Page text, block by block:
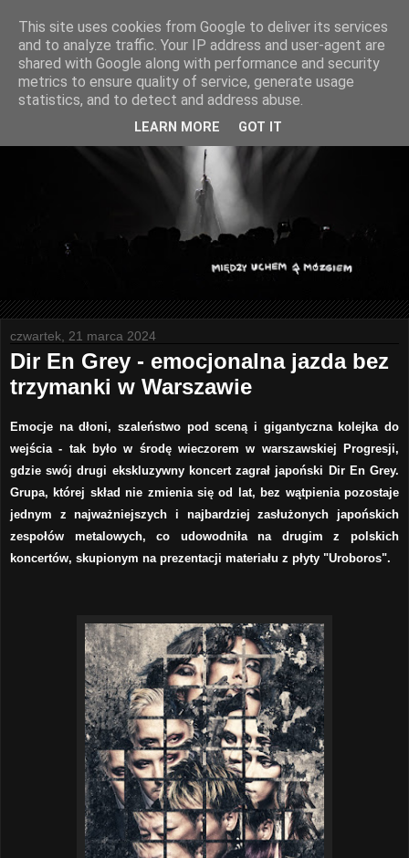
czwartek, 21 marca 2024
Dir En Grey - emocjonalna jazda bez
trzymanki w Warszawie
Emocje na dłoni, szaleństwo pod sceną i gigantyczna kolejka do
wejścia - tak było w środę wieczorem w warszawskiej Progresji,
gdzie swój drugi ekskluzywny koncert zagrał japoński Dir En Grey.
Grupa, której skład nie zmienia się od lat, bez wątpienia pozostaje
jednym z najważniejszych i najbardziej zasłużonych japońskich
zespołów metalowych, co udowodniła na drugim z polskich
koncertów, skupionym na prezentacji materiału z płyty "Uroboros".
This site uses cookies from Google to deliver its services
and to analyze traffic. Your IP address and user-agent are
shared with Google along with performance and security
metrics to ensure quality of service, generate usage
statistics, and to detect and address abuse.
LEARN MORE GOT IT